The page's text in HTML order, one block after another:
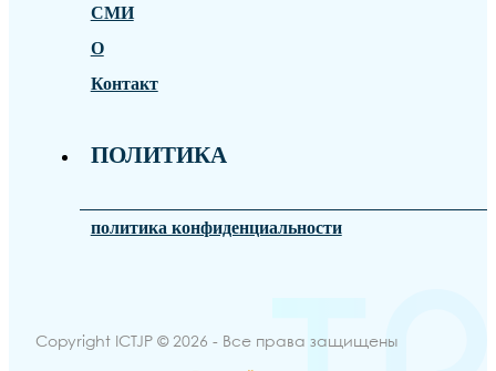
СМИ
О
Контакт
ПОЛИТИКА
политика конфиденциальности
Copyright ICTJP © 2026 - Все права защищены